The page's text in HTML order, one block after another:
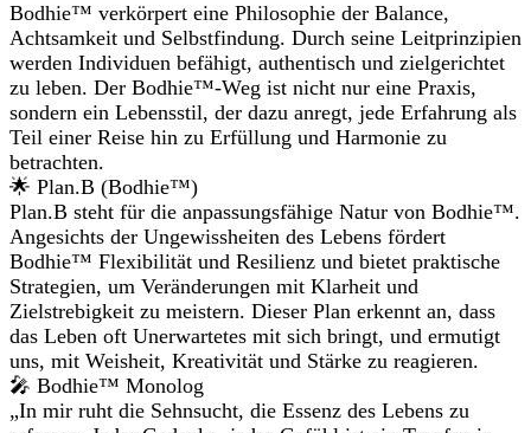
Bodhie™ verkörpert eine Philosophie der Balance,
Achtsamkeit und Selbstfindung. Durch seine Leitprinzipien
werden Individuen befähigt, authentisch und zielgerichtet
zu leben. Der Bodhie™-Weg ist nicht nur eine Praxis,
sondern ein Lebensstil, der dazu anregt, jede Erfahrung als
Teil einer Reise hin zu Erfüllung und Harmonie zu
betrachten.
🌟 Plan.B (Bodhie™)
Plan.B steht für die anpassungsfähige Natur von Bodhie™.
Angesichts der Ungewissheiten des Lebens fördert
Bodhie™ Flexibilität und Resilienz und bietet praktische
Strategien, um Veränderungen mit Klarheit und
Zielstrebigkeit zu meistern. Dieser Plan erkennt an, dass
das Leben oft Unerwartetes mit sich bringt, und ermutigt
uns, mit Weisheit, Kreativität und Stärke zu reagieren.
🎤 Bodhie™ Monolog
„In mir ruht die Sehnsucht, die Essenz des Lebens zu